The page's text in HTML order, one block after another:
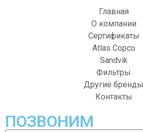
Главная
О компании
Сертификаты
Atlas Copco
Sandvik
Фильтры
Другие бренды
Контакты
ПОЗВОНИМ